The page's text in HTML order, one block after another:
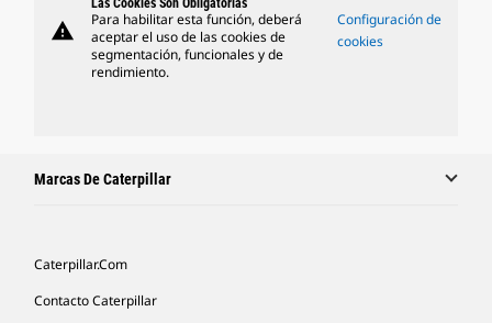
warning
Las Cookies Son Obligatorias
Para habilitar esta función, deberá
aceptar el uso de las cookies de
segmentación, funcionales y de
rendimiento.
Configuración de
cookies
Marcas De Caterpillar
Caterpillar.com
Contacto Caterpillar